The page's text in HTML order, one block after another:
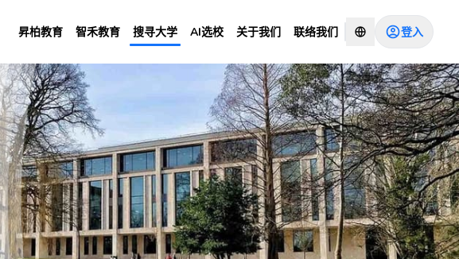
昇柏教育 智禾教育 搜寻大学 AI选校 关于我们 联络我们 登入
咨询顾问